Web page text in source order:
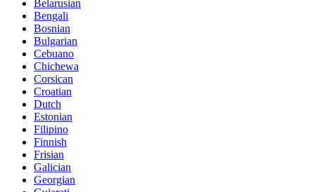
Belarusian
Bengali
Bosnian
Bulgarian
Cebuano
Chichewa
Corsican
Croatian
Dutch
Estonian
Filipino
Finnish
Frisian
Galician
Georgian